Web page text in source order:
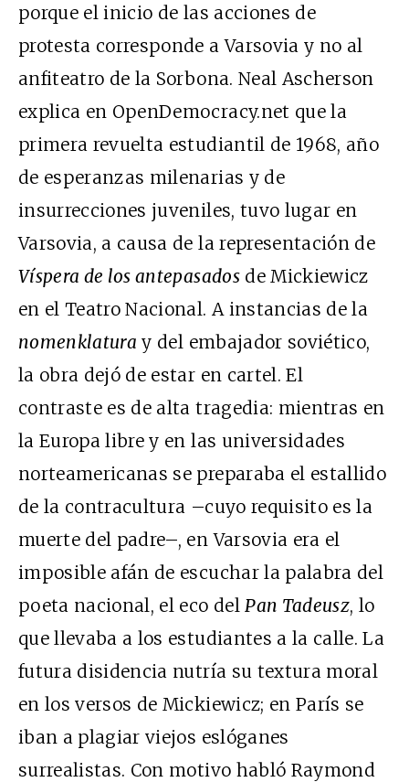
porque el inicio de las acciones de
protesta corresponde a Varsovia y no al
anfiteatro de la Sorbona. Neal Ascherson
explica en OpenDemocracy.net que la
primera revuelta estudiantil de 1968, año
de esperanzas milenarias y de
insurrecciones juveniles, tuvo lugar en
Varsovia, a causa de la representación de
Víspera de los antepasadosde Mickiewicz
en el Teatro Nacional. A instancias de la
nomenklatura y del embajador soviético,
la obra dejó de estar en cartel. El
contraste es de alta tragedia: mientras en
la Europa libre y en las universidades
norteamericanas se preparaba el estallido
de la contracultura –cuyo requisito es la
muerte del padre–, en Varsovia era el
imposible afán de escuchar la palabra del
poeta nacional, el eco delPan Tadeusz, lo
que llevaba a los estudiantes a la calle. La
futura disidencia nutría su textura moral
en los versos de Mickiewicz; en París se
iban a plagiar viejos eslóganes
surrealistas. Con motivo habló Raymond